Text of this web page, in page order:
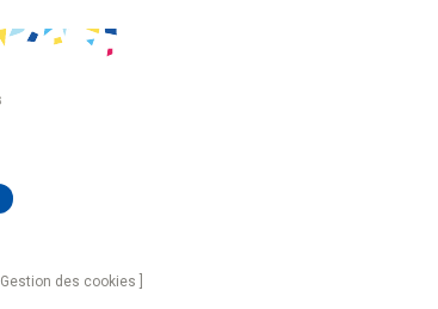
Gestion des cookies